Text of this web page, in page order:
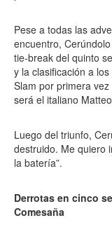
Pese a todas las
encuentro,
tie-break del quinto
y la clasificación a
Slam por primera
será el italiano
Luego del triunfo,
destruido. Me quiero
la batería”.
Derrotas en cinco
Comesaña